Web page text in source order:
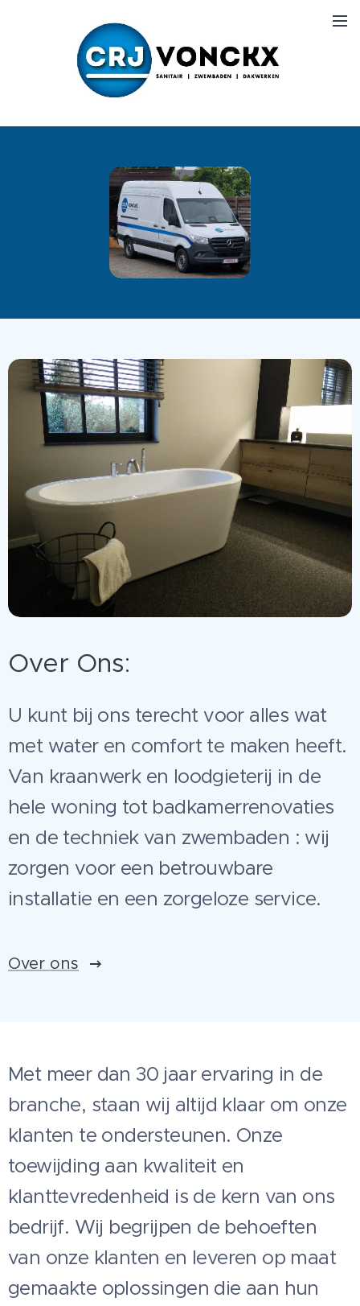
Over Ons:
U kunt bij ons terecht voor alles wat
met water en comfort te maken heeft.
Van kraanwerk en loodgieterij in de
hele woning tot badkamerrenovaties
en de techniek van zwembaden : wij
zorgen voor een betrouwbare
installatie en een zorgeloze service.
Over ons
Met meer dan 30 jaar ervaring in de
branche, staan wij altijd klaar om onze
klanten te ondersteunen. Onze
toewijding aan kwaliteit en
klanttevredenheid is de kern van ons
bedrijf. Wij begrijpen de behoeften
van onze klanten en leveren op maat
gemaakte oplossingen die aan hun